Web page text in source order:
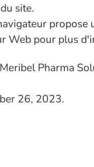
site.
propose
Web pour plus
Pharma
26, 2023.